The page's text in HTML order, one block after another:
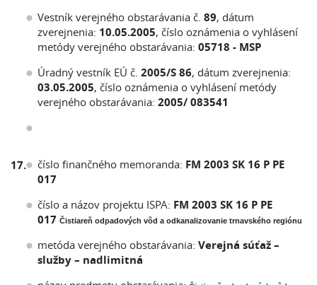
Vestník verejného obstarávania č. 89, dátum
zverejnenia: 10.05.2005, číslo oznámenia o vyhlásení
metódy verejného obstarávania: 05718 - MSP
Úradný vestník EÚ č. 2005/S 86, dátum zverejnenia:
03.05.2005, číslo oznámenia o vyhlásení metódy
verejného obstarávania: 2005/ 083541
17. číslo finančného memoranda: FM 2003 SK 16 P PE
017
číslo a názov projektu ISPA: FM 2003 SK 16 P PE
017 Čistiareň odpadových vôd a odkanalizovanie trnavského regiónu
metóda verejného obstarávania: Verejná súťaž –
služby – nadlimitná